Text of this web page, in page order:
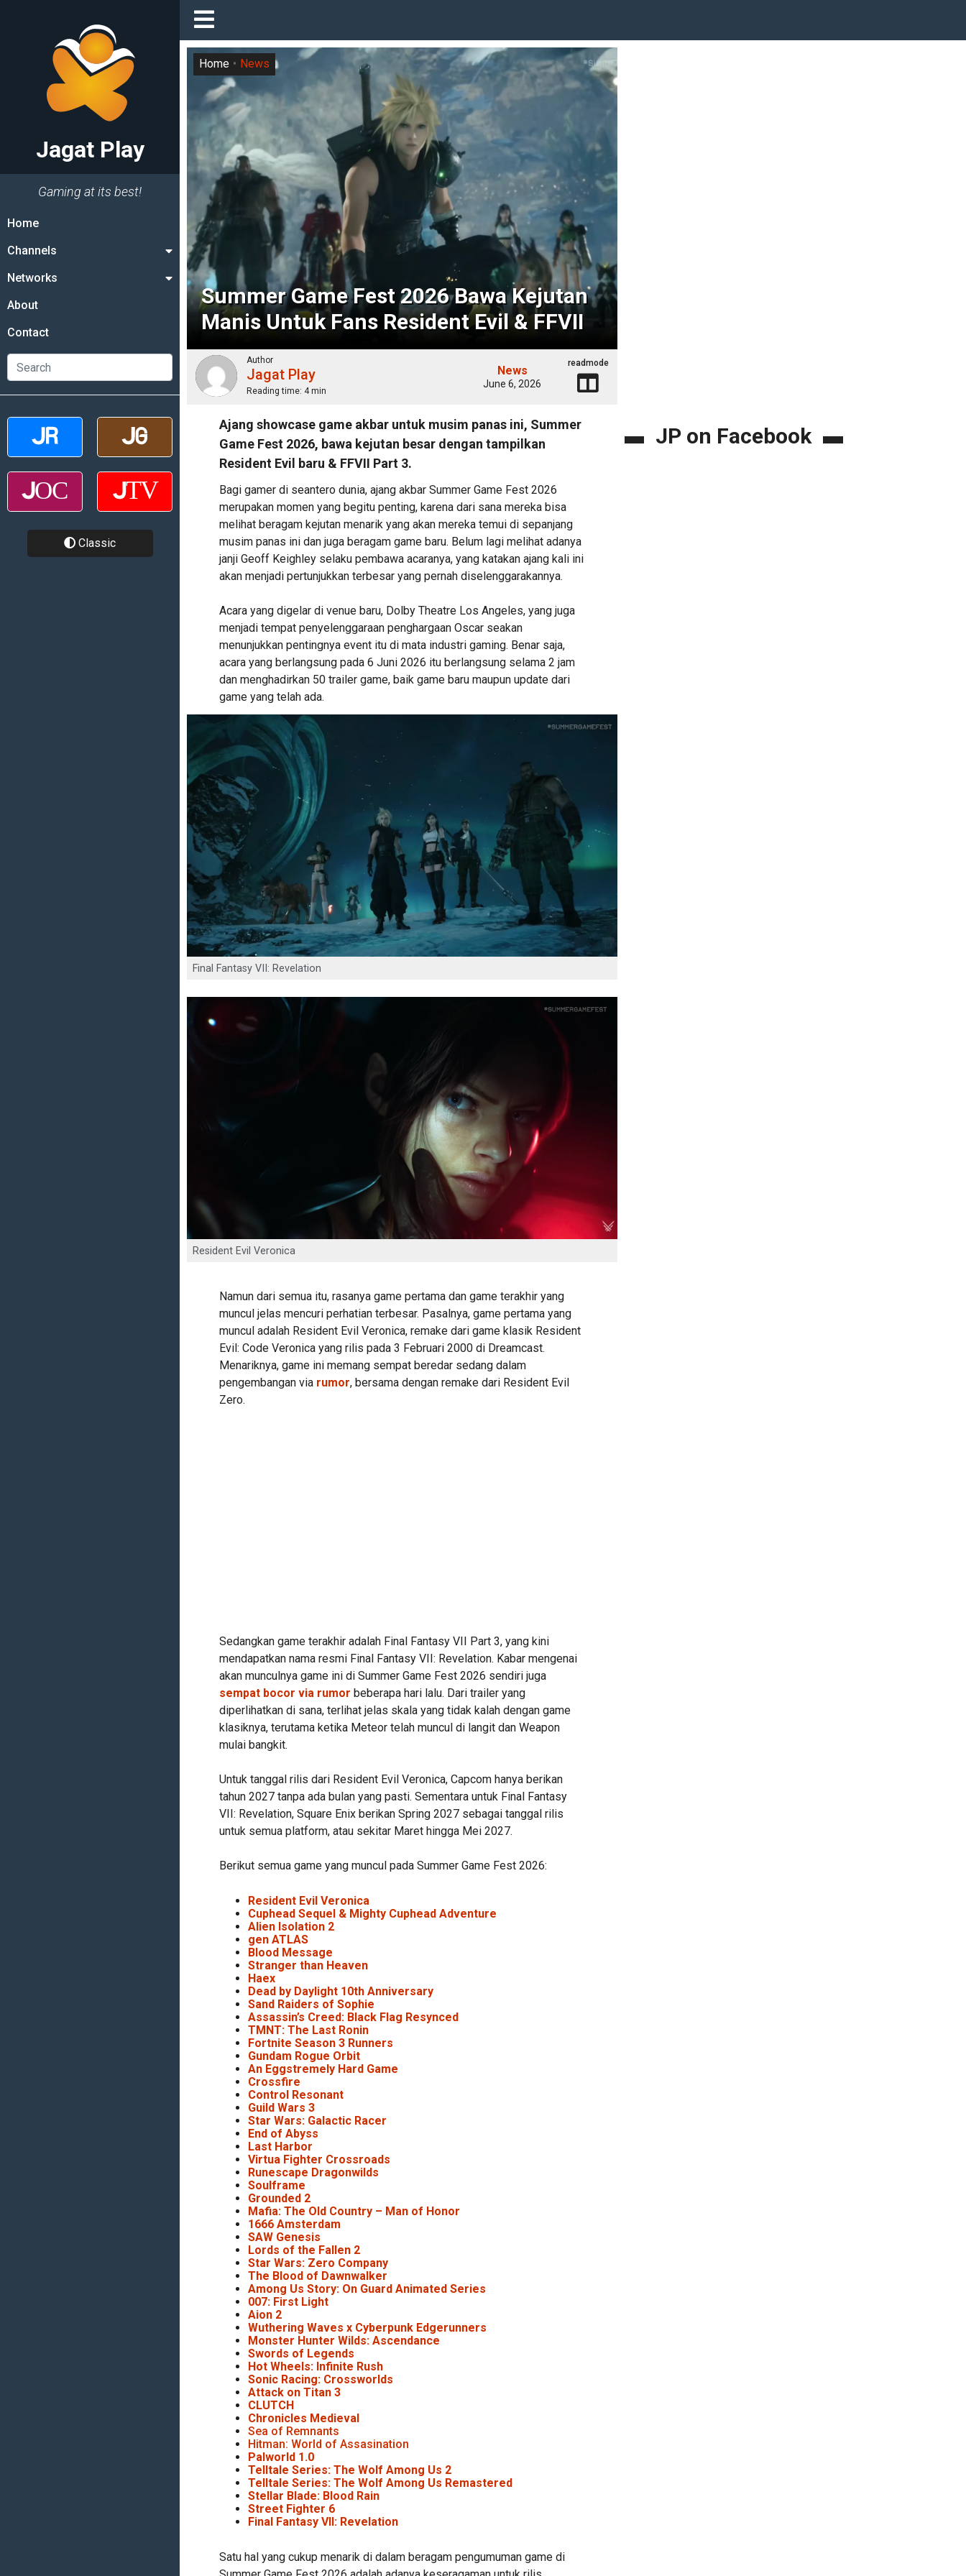
Jagat Play
Gaming at its best!
Home
Channels
Networks
About
Contact
Classic
Summer Game Fest 2026 Bawa Kejutan
Manis Untuk Fans Resident Evil & FFVII
Home News
Author
Jagat Play
Reading time: 4 min
News
June 6, 2026
readmode
Ajang showcase game akbar untuk musim panas ini, Summer
Game Fest 2026, bawa kejutan besar dengan tampilkan
Resident Evil baru & FFVII Part 3.
Bagi gamer di seantero dunia, ajang akbar Summer Game Fest 2026
merupakan momen yang begitu penting, karena dari sana mereka bisa
melihat beragam kejutan menarik yang akan mereka temui di sepanjang
musim panas ini dan juga beragam game baru. Belum lagi melihat adanya
janji Geoff Keighley selaku pembawa acaranya, yang katakan ajang kali ini
akan menjadi pertunjukkan terbesar yang pernah diselenggarakannya.
Acara yang digelar di venue baru, Dolby Theatre Los Angeles, yang juga
menjadi tempat penyelenggaraan penghargaan Oscar seakan
menunjukkan pentingnya event itu di mata industri gaming. Benar saja,
acara yang berlangsung pada 6 Juni 2026 itu berlangsung selama 2 jam
dan menghadirkan 50 trailer game, baik game baru maupun update dari
game yang telah ada.
Final Fantasy VII: Revelation
Resident Evil Veronica
Namun dari semua itu, rasanya game pertama dan game terakhir yang
muncul jelas mencuri perhatian terbesar. Pasalnya, game pertama yang
muncul adalah Resident Evil Veronica, remake dari game klasik Resident
Evil: Code Veronica yang rilis pada 3 Februari 2000 di Dreamcast.
Menariknya, game ini memang sempat beredar sedang dalam
pengembangan via rumor, bersama dengan remake dari Resident Evil
Zero.
Sedangkan game terakhir adalah Final Fantasy VII Part 3, yang kini
mendapatkan nama resmi Final Fantasy VII: Revelation. Kabar mengenai
akan munculnya game ini di Summer Game Fest 2026 sendiri juga
sempat bocor via rumor beberapa hari lalu. Dari trailer yang
diperlihatkan di sana, terlihat jelas skala yang tidak kalah dengan game
klasiknya, terutama ketika Meteor telah muncul di langit dan Weapon
mulai bangkit.
Untuk tanggal rilis dari Resident Evil Veronica, Capcom hanya berikan
tahun 2027 tanpa ada bulan yang pasti. Sementara untuk Final Fantasy
VII: Revelation, Square Enix berikan Spring 2027 sebagai tanggal rilis
untuk semua platform, atau sekitar Maret hingga Mei 2027.
Berikut semua game yang muncul pada Summer Game Fest 2026:
Resident Evil Veronica
Cuphead Sequel & Mighty Cuphead Adventure
Alien Isolation 2
gen ATLAS
Blood Message
Stranger than Heaven
Haex
Dead by Daylight 10th Anniversary
Sand Raiders of Sophie
Assassin’s Creed: Black Flag Resynced
TMNT: The Last Ronin
Fortnite Season 3 Runners
Gundam Rogue Orbit
An Eggstremely Hard Game
Crossfire
Control Resonant
Guild Wars 3
Star Wars: Galactic Racer
End of Abyss
Last Harbor
Virtua Fighter Crossroads
Runescape Dragonwilds
Soulframe
Grounded 2
Mafia: The Old Country – Man of Honor
1666 Amsterdam
SAW Genesis
Lords of the Fallen 2
Star Wars: Zero Company
The Blood of Dawnwalker
Among Us Story: On Guard Animated Series
007: First Light
Aion 2
Wuthering Waves x Cyberpunk Edgerunners
Monster Hunter Wilds: Ascendance
Swords of Legends
Hot Wheels: Infinite Rush
Sonic Racing: Crossworlds
Attack on Titan 3
CLUTCH
Chronicles Medieval
Sea of Remnants
Hitman: World of Assasination
Palworld 1.0
Telltale Series: The Wolf Among Us 2
Telltale Series: The Wolf Among Us Remastered
Stellar Blade: Blood Rain
Street Fighter 6
Final Fantasy VII: Revelation
Satu hal yang cukup menarik di dalam beragam pengumuman game di
JP on Facebook